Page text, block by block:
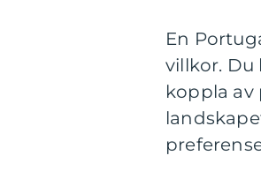
En
villkor. Du
koppla av